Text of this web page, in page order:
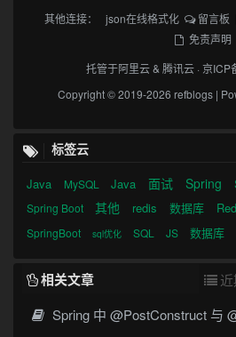
其他连接： json在线格式化 留言板
免责声明
托管于阿里云&腾讯云 ·京ICP
Copyright © 2019-2026 refblogs |
标签云
Java MySQL Java 面试 Spring
Spring Boot 其他 redis 数据库
SpringBoot
sql优化 SQL JS 数据库
相关文章
Spring 中 @PostConstruct 与